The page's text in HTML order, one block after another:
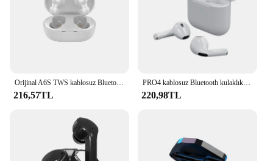
216,57TL
PRO4 kablosuz Bluetooth kulaklık kulaklıklar açık spor kulaklık 5.3 şarj Bin ekran ile Muisc için dokunmatik kontrol kulakiçi
220,98TL